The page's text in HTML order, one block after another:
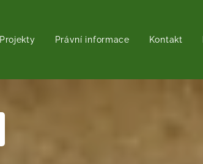
Projekty Právní informace Kontakt